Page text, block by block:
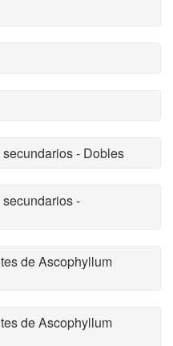
- Dobles
-
de Ascophyllum
de Ascophyllum